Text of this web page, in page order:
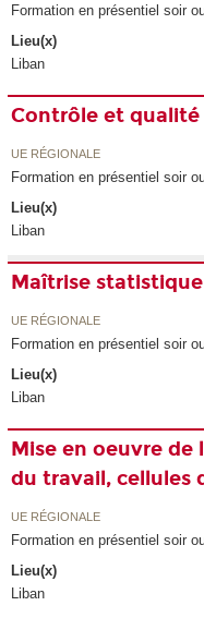
Formation en présentiel soir
Lieu(x)
Liban
Contrôle et
UE RÉGIONALE
Formation en présentiel soir
Lieu(x)
Liban
Maîtrise
UE RÉGIONALE
Formation en présentiel soir
Lieu(x)
Liban
Mise en oeuvre
du travail, cellules
UE RÉGIONALE
Formation en présentiel soir
Lieu(x)
Liban